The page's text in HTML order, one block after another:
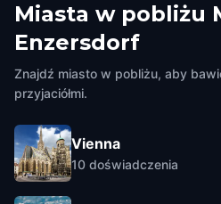
Miasta w pobliżu
Enzersdorf
Znajdź miasto w pobliżu, aby
przyjaciółmi.
Vienna
10 doświadczenia